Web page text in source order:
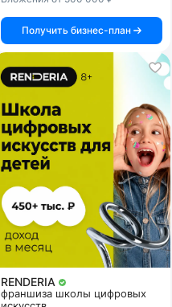
Получить бизнес-план
RENDERIA
франшиза школы цифровых